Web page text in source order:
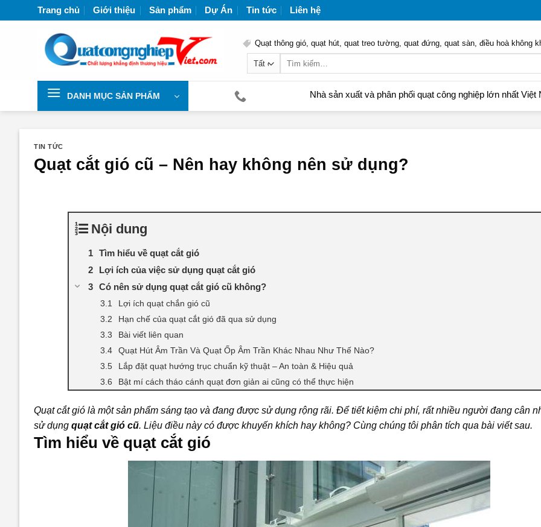
đến
Trang chủ Giới thiệu Sản phẩm Dự Án Tin tức Liên hệ
Quạt thông gió, quạt hút, quat treo tường, quat đứng, quat sàn, điều hoà không
Tìm
DANH MỤC SẢN PHẨM Nhà sản xuất và phân phối quạt công nghiệp lớn nhất Việt Nam |
TIN TỨC
Quạt cắt gió cũ – Nên hay không nên sử dụng?
Nội dung
Tìm hiểu về quạt cắt gió
Lợi ích của việc sử dụng quạt cắt gió
Có nên sử dụng quạt cắt gió cũ không?
Lợi ích quạt chắn gió cũ
Hạn chế của quạt cắt gió đã qua sử dụng
Bài viết liên quan
Quạt Hút Âm Trần Và Quạt Ốp Âm Trần Khác Nhau Như Thế Nào?
Lắp đặt quạt hướng trục chuẩn kỹ thuật – An toàn & Hiệu quả
Bật mí cách tháo cánh quạt đơn giản ai cũng có thể thực hiện
Quạt cắt gió là một sản phẩm sáng tạo và đang được sử dụng rộng rãi. Để tiết kiệm chi phí, rất nhiều người đang cân
sử dụng quạt cắt gió cũ. Liệu điều này có được khuyến khích hay không? Cùng chúng tôi phân tích qua bài viết sau.
Tìm hiểu về quạt cắt gió